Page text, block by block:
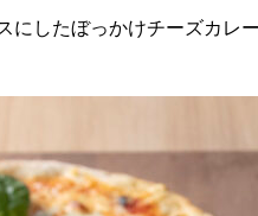
にしたぼっかけチーズカレ